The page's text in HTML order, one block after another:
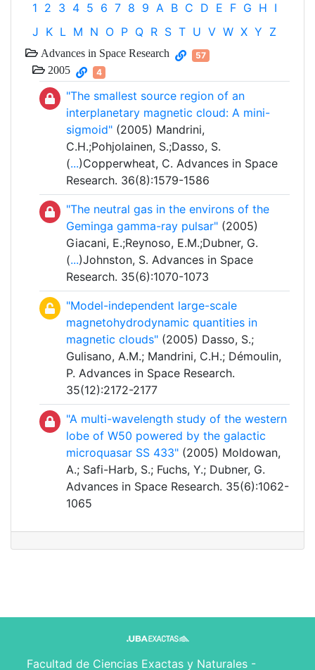
1 2 3 4 5 6 7 8 9 A B C D E F G H I
J K L M N O P Q R S T U V W X Y Z
Advances in Space Research 57
2005 4
"The smallest source region of an
interplanetary magnetic cloud: A mini-
sigmoid" (2005) Mandrini,
C.H.;Pohjolainen, S.;Dasso, S.
(...)Copperwheat, C. Advances in Space
Research. 36(8):1579-1586
"The neutral gas in the environs of the
Geminga gamma-ray pulsar" (2005)
Giacani, E.;Reynoso, E.M.;Dubner, G.
(...)Johnston, S. Advances in Space
Research. 35(6):1070-1073
"Model-independent large-scale
magnetohydrodynamic quantities in
magnetic clouds" (2005) Dasso, S.;
Gulisano, A.M.; Mandrini, C.H.; Démoulin,
P. Advances in Space Research.
35(12):2172-2177
"A multi-wavelength study of the western
lobe of W50 powered by the galactic
microquasar SS 433" (2005) Moldowan,
A.; Safi-Harb, S.; Fuchs, Y.; Dubner, G.
Advances in Space Research. 35(6):1062-
1065
Facultad de Ciencias Exactas y Naturales -